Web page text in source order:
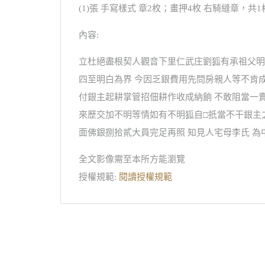
(1)張 手寫樣式 章2枚；畫押4枚 右騎縫章，共
內容:
立杜絕盡根契人觀音下里仁武庄劉狐有承祖父
四至明白為界 今因乏銀費用先問房親人等不
付銀主起耕掌管招佃耕作收成納餉 不敢阻當一
來歷交加不明等情如有不明狐自□扺當不干銀
面佛銀捌拾貳大員完足再照 知見人宅母李氏
全文影像需至本所方能瀏覽
授權規範: 閱讀授權規範